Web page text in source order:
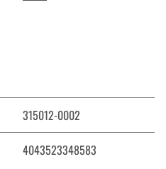
315012-0002
4043523348583